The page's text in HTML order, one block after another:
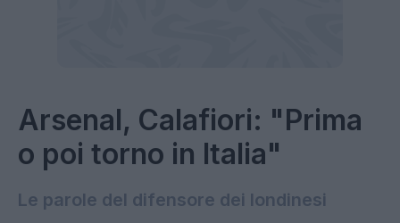
Arsenal, Calafiori: "Prima
o poi torno in Italia"
Le parole del difensore dei londinesi